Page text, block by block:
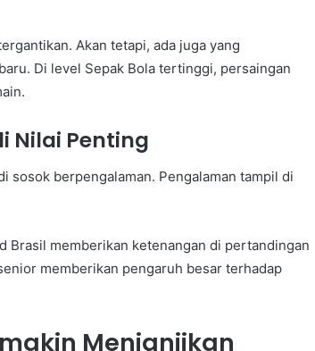
Akan tetapi, ada juga yang
Di level Sepak Bola tertinggi, persaingan
Nilai Penting
sosok berpengalaman. Pengalaman tampil di
Brasil memberikan ketenangan di pertandingan
memberikan pengaruh besar terhadap
Menjanjikan